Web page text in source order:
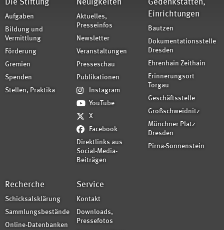
Die Stiftung
Aufgaben
Bildung und
Vermittlung
Förderung
Gremien
Spenden
Stellen, Praktika
Neuigkeiten
Aktuelles,
Presseinfos
Newsletter
Veranstaltungen
Presseschau
Publikationen
Instagram
YouTube
X
Facebook
Direktlinks aus
Social-Media-
Beiträgen
Gedenkstätten,
Einrichtungen
Bautzen
Dokumentationsstelle
Dresden
Ehrenhain Zeithain
Erinnerungsort
Torgau
Geschäftsstelle
Großschweidnitz
Münchner Platz
Dresden
Pirna-Sonnenstein
Recherche
Schicksalsklärung
Sammlungsbestände
Online-Datenbanken
Service
Kontakt
Downloads,
Pressefotos